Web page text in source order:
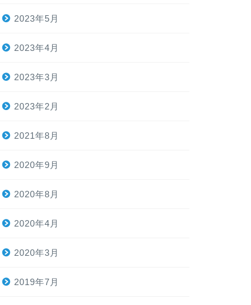
2023年5月
2023年4月
2023年3月
2023年2月
2021年8月
2020年9月
2020年8月
2020年4月
2020年3月
2019年7月